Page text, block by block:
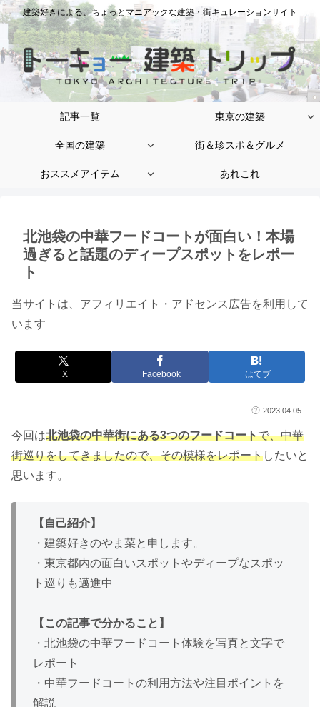
建築好きによる、ちょっとマニアックな建築・街キュレーションサイト
記事一覧 東京の建築
全国の建築 街＆珍スポ＆グルメ
おススメアイテム あれこれ
北池袋の中華フードコートが面白い！本場
過ぎると話題のディープスポットをレポー
ト
当サイトは、アフィリエイト・アドセンス広告を利用して
います
X Facebook はてブ
2023.04.05
今回は北池袋の中華街にある3つのフードコートで、中華
街巡りをしてきましたので、その模様をレポートしたいと
思います。
【自己紹介】
・建築好きのやま菜と申します。
・東京都内の面白いスポットやディープなスポッ
ト巡りも邁進中
【この記事で分かること】
・北池袋の中華フードコート体験を写真と文字で
レポート
・中華フードコートの利用方法や注目ポイントを
解説